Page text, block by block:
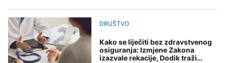
osvježenje, a onda
ponovo velike vrućine
AKTUELNO
Sladić najavio promjenu
vremena: Subota donosi
Macut najavio dodatne
posljedica toplotnog
talasa
upozoravaju: Putin bi
mogao testirati NATO
ograničenim napadom,
AKTUELNO
KULTURA
DRUŠTVO
Kako se liječiti bez zdravstvenog
osiguranja: Izmjene Zakona
izazvale rekacije, Dodik traži